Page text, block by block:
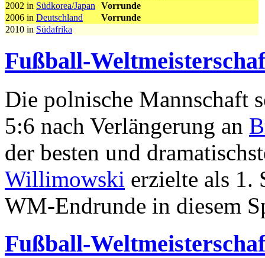
2002 in Südkorea/Japan
Vorrunde
2006 in Deutschland
Vorrunde
2010 in Südafrika
Fußball-
Die polnische Mannschaft
5:6 nach Verlängerung an
der besten und
Willimowski erzielte als 1.
WM-Endrunde in diesem
Fußball-